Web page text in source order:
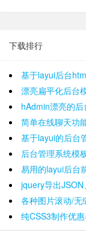
下载排行
基于layui后台
漂亮扁平化后台
hAdmin漂亮的
简单在线聊天功
基于layui的后台
后台管理系统模
易用的layui后台
jquery导出JSON、XML
各种图片滚动/无
纯CSS3制作优